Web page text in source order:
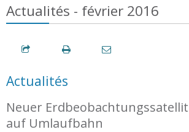
Actualités - février 2016
Actualités
Neuer
auf Umlaufbahn